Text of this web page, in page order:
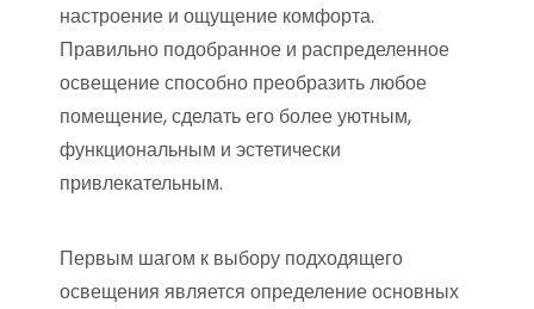
настроение и ощущение комфорта.
Правильно подобранное и распределенное
освещение способно преобразить любое
помещение, сделать его более уютным,
функциональным и эстетически
привлекательным.
Первым шагом к выбору подходящего
освещения является определение основных